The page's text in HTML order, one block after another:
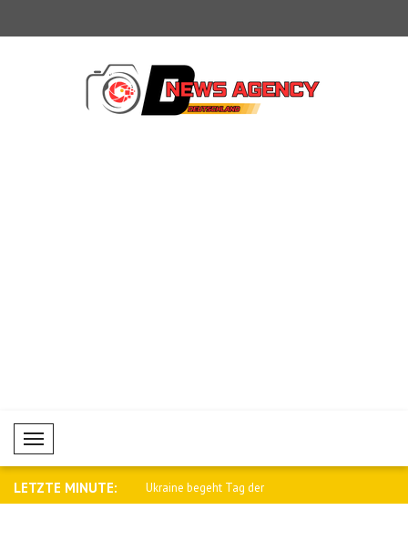
Mobil Menü
LETZTE MINUTE:
zur Evakuierung von Ukraine begeht Tag der